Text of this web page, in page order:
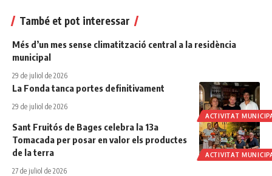
També et pot interessar
Més d’un mes sense climatització central a la residència
municipal
29 de juliol de 2026
ACTIVITAT
La Fonda tanca portes definitivament
29 de juliol de 2026
ACTIVITAT
Sant Fruitós de Bages celebra la 13a
Tomacada per posar en valor els productes
de la terra
27 de juliol de 2026